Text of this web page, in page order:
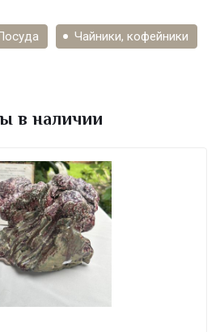
Чайники, кофейники
в наличии